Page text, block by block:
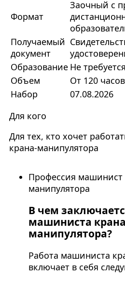
Формат
Заочный с
Получаемый
документ
Образование Не требуется
Объем
От 120 часов
Набор
07.08.2026
Для кого
Для тех, кто хочет
крана-манипулятора
Профессия машинист
манипулятора
В чем
машиниста
манипулятора?
Работа машиниста
включает в себя